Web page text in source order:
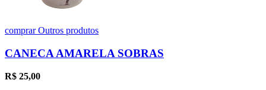
comprarOutros produtos
CANECA AMARELA SOBRAS
R$ 25,00